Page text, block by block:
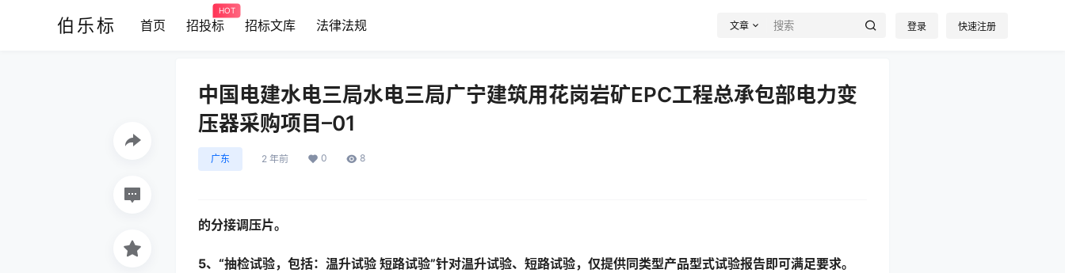
伯乐标 首页 招投标
HOT
招标文库 法律法规 文章 登录 快速注册
中国电建水电三局水电三局广宁建筑用花岗岩矿EPC工程总承包部电力变
压器采购项目–01
广东 2 年前 0 8
的分接调压片。
5、“抽检试验，包括：温升试验 短路试验”针对温升试验、短路试验，仅提供同类型产品型式试验报告即可满足要求。